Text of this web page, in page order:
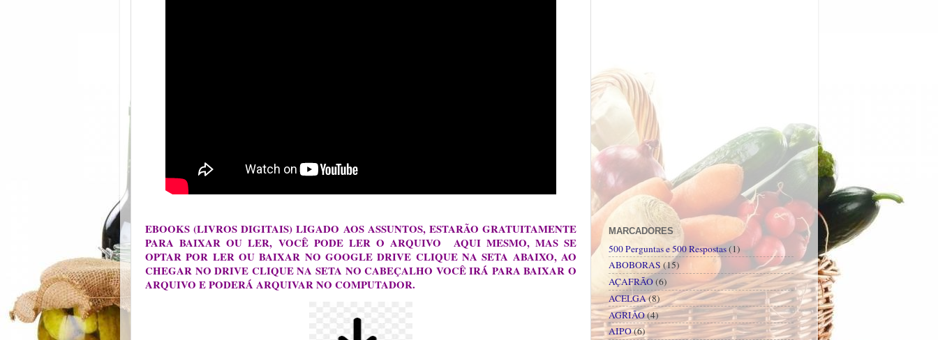
EBOOKS (LIVROS DIGITAIS) LIGADO AOS ASSUNTOS, ESTARÃO GRATUITAMENTE
PARA BAIXAR OU LER, VOCÊ PODE LER O ARQUIVO AQUI MESMO, MAS SE
OPTAR POR LER OU BAIXAR NO GOOGLE DRIVE CLIQUE NA SETA ABAIXO, AO
CHEGAR NO DRIVE CLIQUE NA SETA NO CABEÇALHO VOCÊ IRÁ PARA BAIXAR O
ARQUIVO E PODERÁ ARQUIVAR NO COMPUTADOR.
MARCADORES
500 Perguntas e 500 Respostas(1)
ABOBORAS (15)
AÇAFRÃO(6)
ACELGA(8)
AGRIÃO(4)
AIPO(6)